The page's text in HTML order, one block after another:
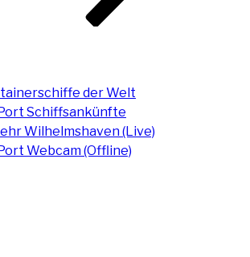
der Welt
Schiffsankünfte
Wilhelmshaven (Live)
Webcam (Offline)